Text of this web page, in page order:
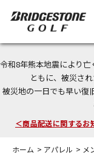
令和8年熊本地震により
ともに、被災さ
被災地の一日でも早い復
＜夏季休暇中のご注文
今なら新規会員登録
＜商品配送に関するお
ホーム > アパレル > メ